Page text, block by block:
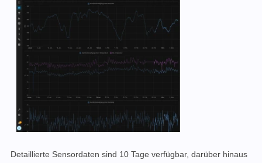
Detaillierte Sensordaten sind 10 Tage verfügbar, darüber hinaus